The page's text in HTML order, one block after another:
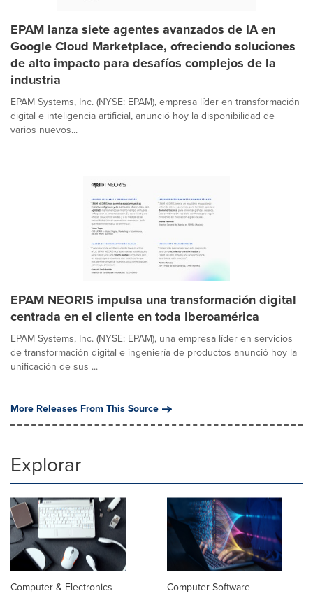
EPAM lanza siete agentes avanzados de IA en
Google Cloud Marketplace, ofreciendo soluciones
de alto impacto para desafíos complejos de la
industria
EPAM Systems, Inc. (NYSE: EPAM), empresa líder en transformación
digital e inteligencia artificial, anunció hoy la disponibilidad de
varios nuevos...
EPAM NEORIS impulsa una transformación digital
centrada en el cliente en toda Iberoamérica
EPAM Systems, Inc. (NYSE: EPAM), una empresa líder en servicios
de transformación digital e ingeniería de productos anunció hoy la
unificación de sus ...
More Releases From This Source
Explorar
Computer & Electronics Computer Software